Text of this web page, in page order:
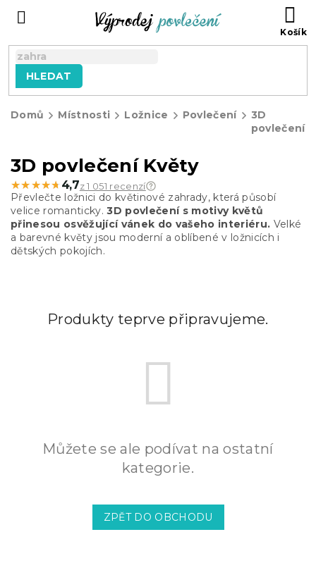
HLEDAT
Domů Místnosti Ložnice Povlečení
3D
povlečení
3D povlečení Květy
★★★★★
★★★★★ 4,7z 1 051 recenzí
Převlečte ložnici do květinové zahrady, která působí
velice romanticky. 3D povlečení s motivy květů
přinesou osvěžující vánek do vašeho interiéru. Velké
a barevné květy jsou moderní a oblíbené v ložnicích i
dětských pokojích.
Produkty teprve připravujeme.
Můžete se ale podívat na ostatní
kategorie.
ZPĚT DO OBCHODU